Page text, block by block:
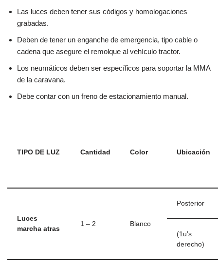
Las luces deben tener sus códigos y homologaciones
grabadas.
Deben de tener un enganche de emergencia, tipo cable o
cadena que asegure el remolque al vehículo tractor.
Los neumáticos deben ser específicos para soportar la MMA
de la caravana.
Debe contar con un freno de estacionamiento manual.
TIPO DE LUZ Cantidad Color Ubicación
Luces
marcha atras
1 – 2 Blanco
Posterior
(1u’s
derecho)